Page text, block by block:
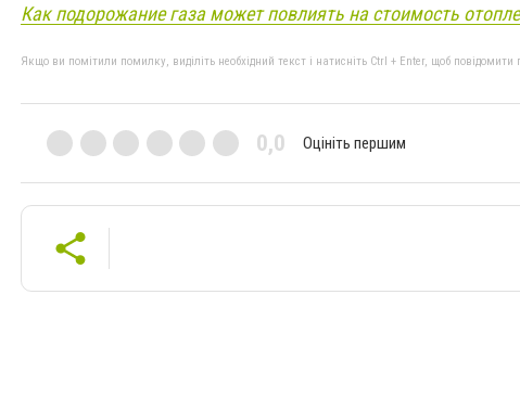
Как подорожание газа может повлиять на стоимость
Якщо ви помітили помилку, виділіть необхідний текст і натисніть Ctrl + Enter, щоб повідомити
0,0 Оцініть першим